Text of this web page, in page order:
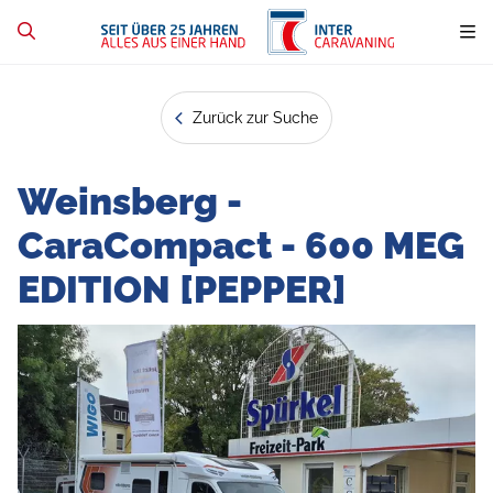
Zurück zur Suche
Weinsberg -
CaraCompact - 600 MEG
EDITION [PEPPER]